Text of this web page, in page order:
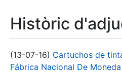
Històric
(13-07-16) Cartuchos de
Fábrica Nacional De